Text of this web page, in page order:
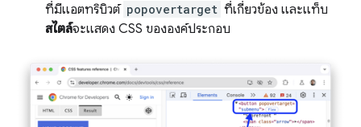
ที่มีแอตทริบิวต์ popovertarget ที่เกี่ยวข้อง และแท็บ
สไตล์จะแสดง CSS ขององค์ประกอบ